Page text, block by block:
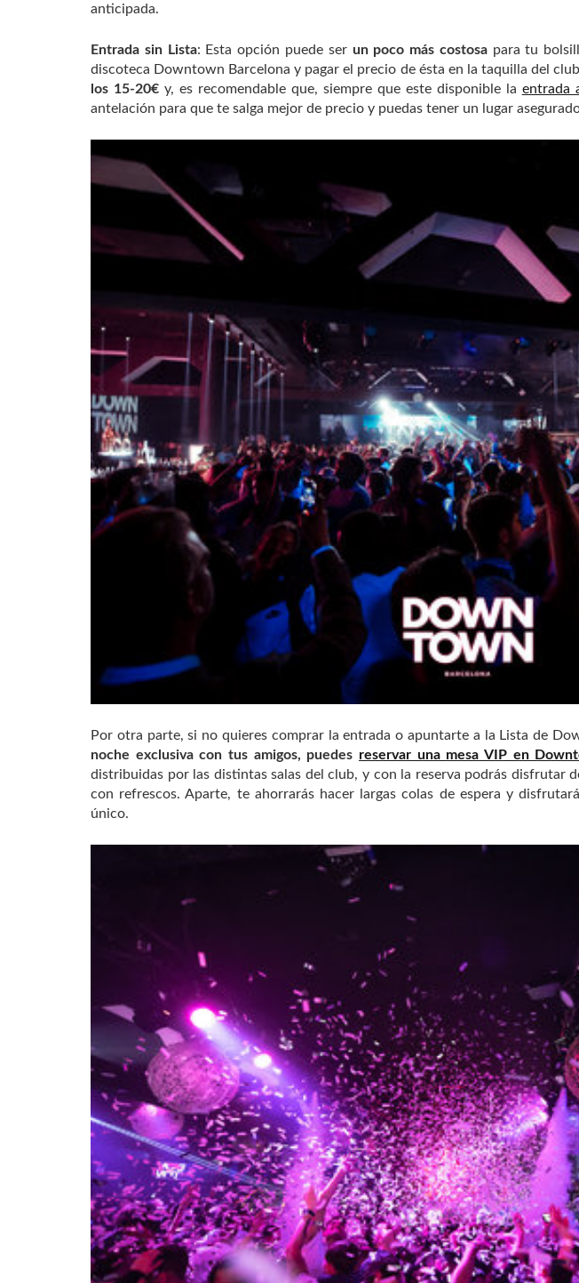
anticipada.
Entrada sin Lista: Esta opción puede ser un poco más costosapara tu
discoteca Downtown Barcelona y pagar el precio de ésta en la taquilla del
los 15-20€y, es recomendable que, siempre que este disponible la entrada
antelación para que te salga mejor de precio y puedas tener un lugar
Por otra parte, si no quieres comprar la entrada o apuntarte a la Lista de
noche exclusiva con tus amigos, puedes reservar una mesa VIP en
distribuidas por las distintas salas del club, y con la reserva podrás disfrutar
con refrescos. Aparte, te ahorrarás hacer largas colas de espera y
único.